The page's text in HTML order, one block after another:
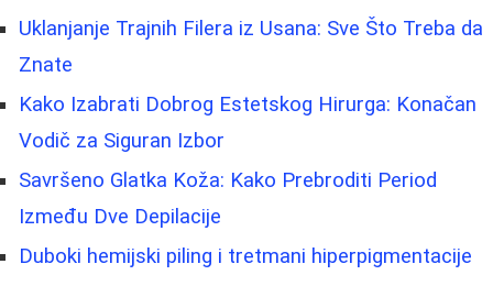
Uklanjanje Trajnih Filera iz Usana: Sve Što Treba da
Znate
Kako Izabrati Dobrog Estetskog Hirurga: Konačan
Vodič za Siguran Izbor
Savršeno Glatka Koža: Kako Prebroditi Period
Između Dve Depilacije
Duboki hemijski piling i tretmani hiperpigmentacije